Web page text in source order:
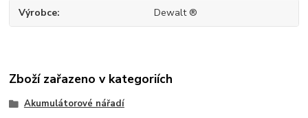
Výrobce Dewalt ®
Zboží zařazeno v kategoriích
Akumulátorové nářadí